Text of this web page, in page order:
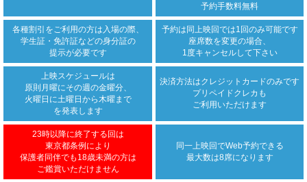
予約手数料無料
各種割引をご利用の方は 入場の際、
学生証・免許証などの身分証の
提示が必要です
予約は同上映回では1回のみ可能です
座席数を変更の場合、
1度キャンセルして下さい
上映スケジュールは
原則月曜にその週の金曜分、
火曜日に土曜日から木曜まで
を発表します
決済方法はクレジットカードのみです
プリペイドクレカも
ご利用いただけます
23時以降に終了する回は
東京都条例により
保護者同伴でも18歳未満の方は
ご鑑賞いただけません
同一上映回でWeb予約できる
最大数は8席になります